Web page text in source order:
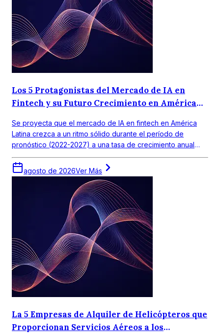
Los 5 Protagonistas del Mercado de IA en
Fintech y su Futuro Crecimiento en América
Se proyecta que el mercado de IA en fintech en América
Latina crezca a un ritmo sólido durante el período de
pronóstico (2022-2027) a una tasa de crecimiento anual
compuesta (CAGR) de 18,0%. El mercado objetivo en
América Latina obtuvo un valor de alrededor de USD 390
millones en 2021.
agosto de 2026Ver Más
La 5 Empresas de Alquiler de Helicópteros que
Proporcionan Servicios Aéreos a los